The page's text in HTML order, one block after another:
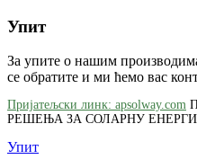
Упит
За упите о нашим
се обратите и ми ћемо вас
Пријатељски линк: apsolway.com
РЕШЕЊА ЗА СОЛАРНУ
Упит